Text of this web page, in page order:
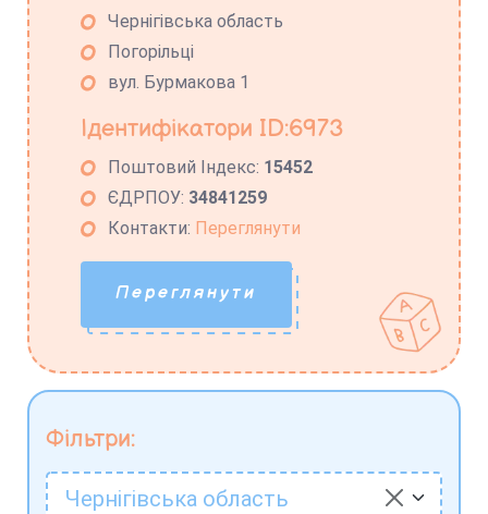
Фільтри:
Чернігівська область
Чернігівська область
Погорільці
вул. Бурмакова 1
Ідентифікатори ID:6973
Поштовий Індекс: 15452
ЄДРПОУ: 34841259
Контакти: Переглянути
Переглянути